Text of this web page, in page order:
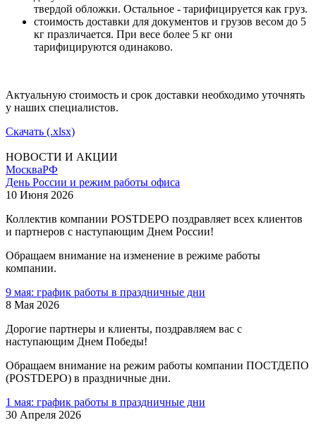
твердой обложки. Остальное - тарифицируется как груз.
стоимость доставки для документов и грузов весом до 5
кг празличается. При весе более 5 кг они
тарифицируются одинаково.
Актуальную стоимость и срок доставки необходимо уточнять
у наших специалистов.
Скачать (.xlsx)
НОВОСТИ И АКЦИИ
МоскваРФ
День России и режим работы офиса
10 Июня 2026
Коллектив компании POSTDEPO поздравляет всех клиентов
и партнеров с наступающим Днем России!
Обращаем внимание на изменение в режиме работы
компании.
9 мая: график работы в праздничные дни
8 Мая 2026
Дорогие партнеры и клиенты, поздравляем вас с
наступающим Днем Победы!
Обращаем внимание на режим работы компании ПОСТДЕПО
(POSTDEPO) в праздничные дни.
1 мая: график работы в праздничные дни
30 Апреля 2026